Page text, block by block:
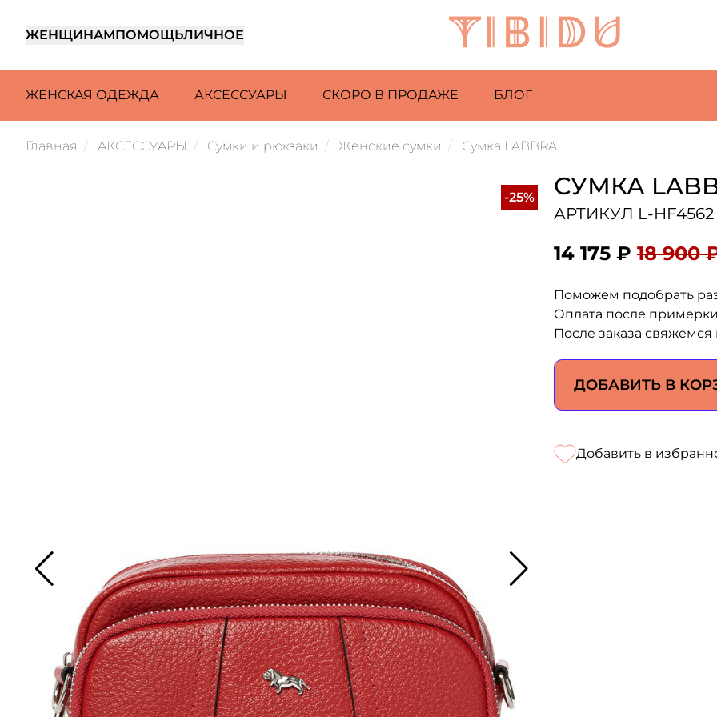
ЖЕНЩИНАМПОМОЩЬЛИЧНОЕ
ЖЕНСКАЯ ОДЕЖДА АКСЕССУАРЫ СКОРО В ПРОДАЖЕ БЛОГ
Главная АКСЕССУАРЫ Сумки и рюкзаки Женские сумки Сумка LABBRA
-25% СУМКА
АРТИКУЛ L-HF4562
14 175 ₽ 18 900
Поможем подобрать
Оплата после примерки
После заказа
ДОБАВИТЬ В
Добавить в